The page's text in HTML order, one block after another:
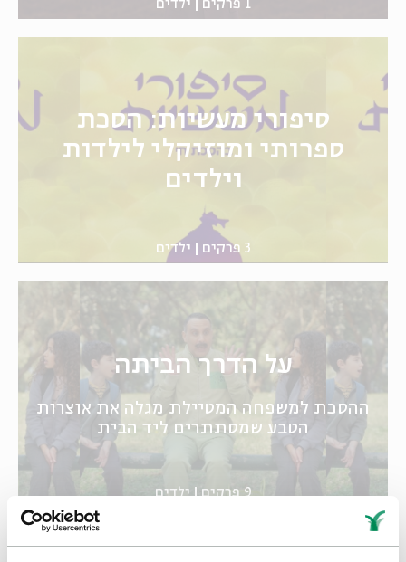
1 פרקים ילדים
סיפורי מעשיות: הסכת
ספרותי ומוזיקלי לילדות
וילדים
3 פרקים ילדים
על הדרך הביתה
ההסכת למשפחה המטיילת מגלה את אוצרות
הטבע שמסתתרים ליד הבית
9 פרקים ילדים